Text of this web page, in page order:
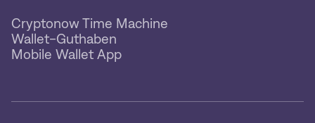
Cryptonow Time Machine
Wallet-Guthaben
Mobile Wallet App